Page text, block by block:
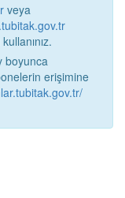
veya
boyunca
erişimine